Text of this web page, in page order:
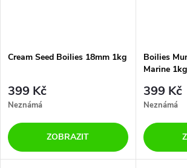
Cream Seed Boilies 18mm 1kg
399 Kč
Neznámá
ZOBRAZIT
Boilies
Marine 1kg
399 Kč
Neznámá